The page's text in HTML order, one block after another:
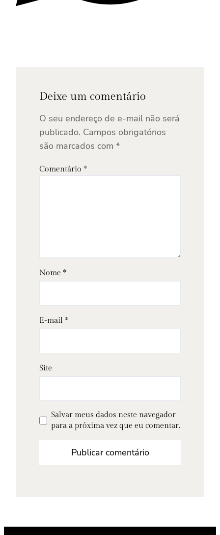
Deixe um comentário
O seu endereço de e-mail não será
publicado. Campos obrigatórios
são marcados com *
Comentário *
Nome *
E-mail *
Site
Salvar meus dados neste navegador
para a próxima vez que eu comentar.